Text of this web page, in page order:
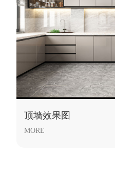
顶墙效果图
MORE